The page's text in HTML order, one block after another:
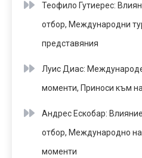
Теофило Гутиерес:
отбор, Международни
представяния
Луис Диас:
моменти, Приноси към
Андрес Ескобар:
отбор, Международно
моменти